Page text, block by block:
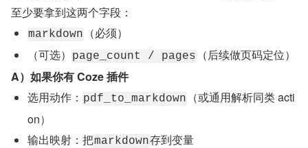
至少要拿到这两个字段：
markdown
（必须）
（可选）
page_count / pages
（后续做页码定位）
A）如果你有 Coze 插件
选用动作： pdf_to_markdown
（或通用解析同类 acti
on）
输出映射：把markdown存到变量